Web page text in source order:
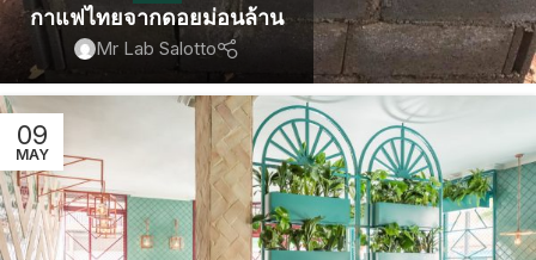
กาแฟไทยจากดอยม่อนล้าน
Mr Lab Salotto
09
MAY